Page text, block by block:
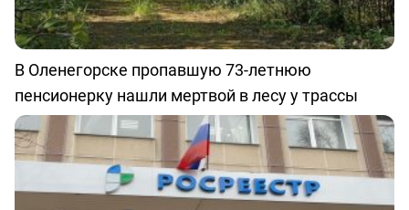
В Оленегорске пропавшую 73-летнюю
пенсионерку нашли мертвой в лесу у трассы